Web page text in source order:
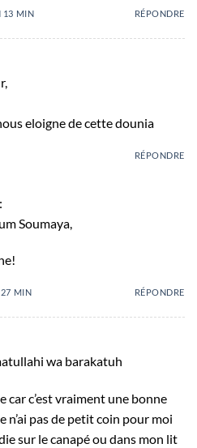
13 MIN RÉPONDRE
eloigne de cette dounia
RÉPONDRE
Soumaya,
27 MIN RÉPONDRE
wa barakatuh
car c’est vraiment une bonne
n’ai pas de petit coin pour moi
sur le canapé ou dans mon lit